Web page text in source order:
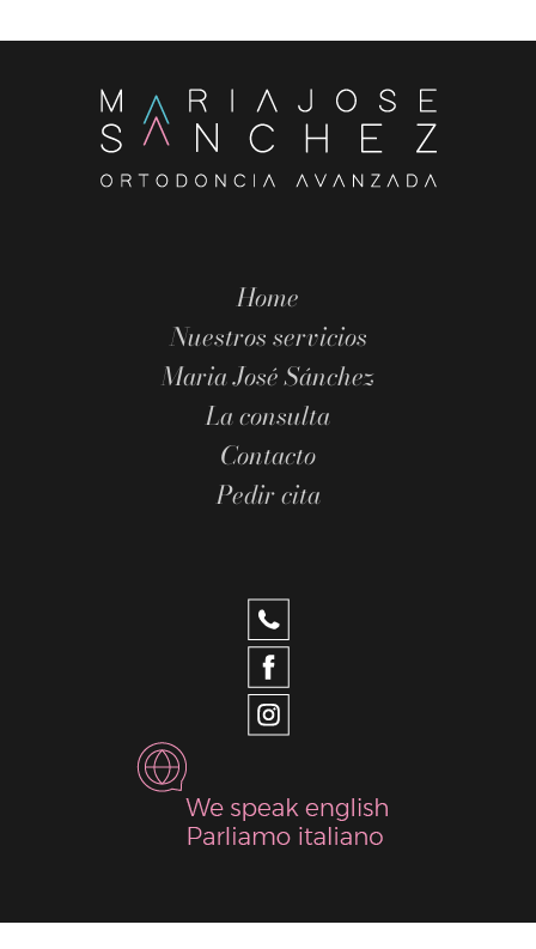
Home
Nuestros servicios
Maria José Sánchez
La consulta
Contacto
Pedir cita